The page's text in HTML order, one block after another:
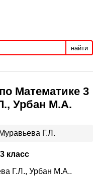
найти
Математике 3
Урбан М.А.
Муравьева Г.Л.
класс
Г.Л., Урбан М.А..